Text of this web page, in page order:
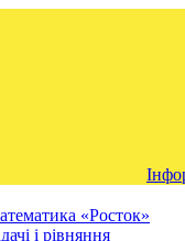
«Росток»
і рівняння